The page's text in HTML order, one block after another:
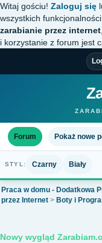
Witaj gościu! Zaloguj się
wszystkich
zarabianie przez internet
i korzystanie z forum jest
Forum Pokaż nowe
STYL: Czarny Biały
Praca w domu - Dodatkowa
przez Internet > Boty i
Nowy wygląd